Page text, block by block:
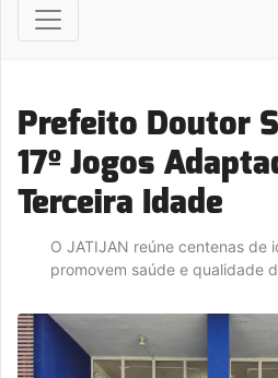
Prefeito Doutor
17º Jogos
Terceira Idade
O JATIJAN reúne centenas de
promovem saúde e qualidade